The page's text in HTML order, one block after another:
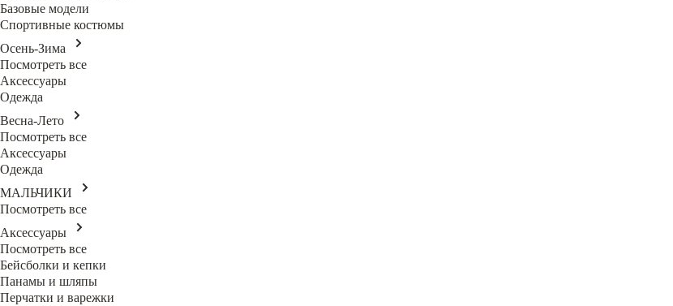
Базовые модели
Спортивные костюмы
Осень-Зима
Посмотреть все
Аксессуары
Одежда
Весна-Лето
Посмотреть все
Аксессуары
Одежда
МАЛЬЧИКИ
Посмотреть все
Аксессуары
Посмотреть все
Бейсболки и кепки
Панамы и шляпы
Перчатки и варежки